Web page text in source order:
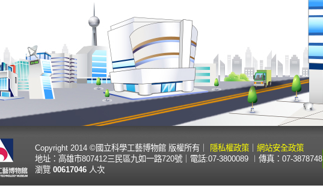
Copyright 2014 ©國立科學工藝博物館 版權所有 隱私權政策
網站安全政策
地址：高雄市807412三民區九如一路720號
電話:07-3800089 ︱傳真：07-3878748
瀏覽 00617046 人次